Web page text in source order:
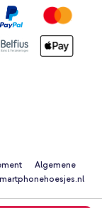
Algemene